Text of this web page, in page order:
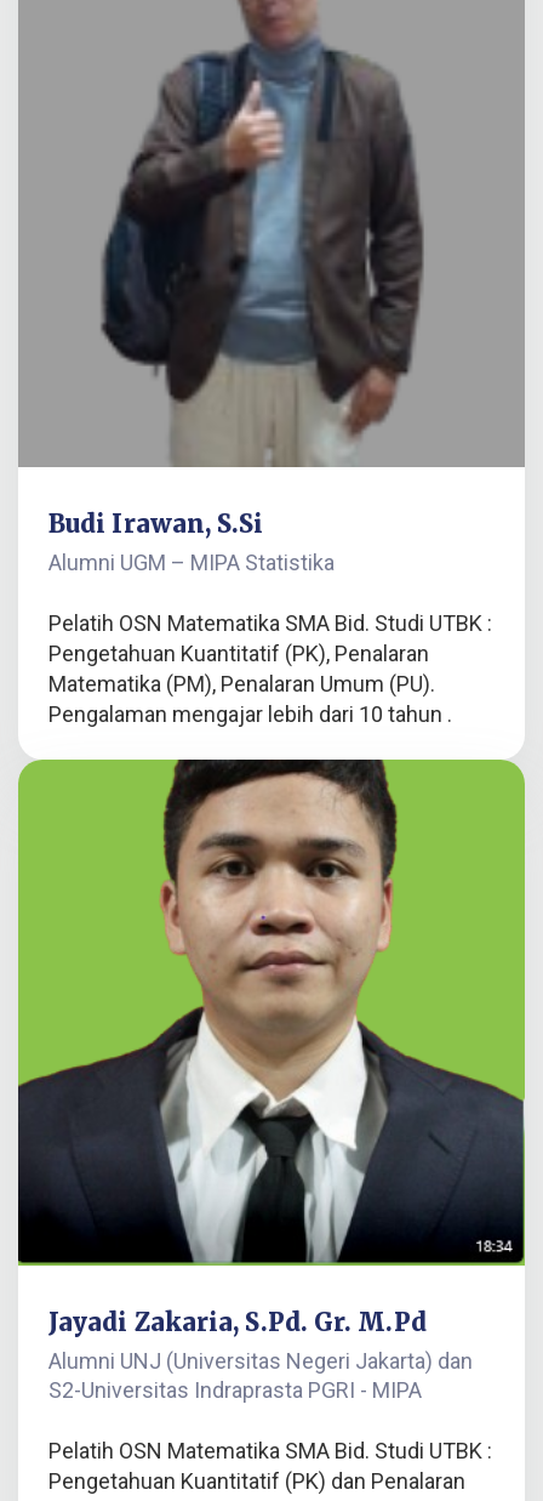
Budi Irawan, S.Si
Alumni UGM – MIPA Statistika
Pelatih OSN Matematika SMA Bid. Studi UTBK :
Pengetahuan Kuantitatif (PK), Penalaran
Matematika (PM), Penalaran Umum (PU).
Pengalaman mengajar lebih dari 10 tahun .
Jayadi Zakaria, S.Pd. Gr. M.Pd
Alumni UNJ (Universitas Negeri Jakarta) dan
S2-Universitas Indraprasta PGRI - MIPA
Pelatih OSN Matematika SMA Bid. Studi UTBK :
Pengetahuan Kuantitatif (PK) dan Penalaran